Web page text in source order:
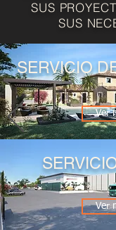
SUS
SUS
SERVICIO
Ver
Ver